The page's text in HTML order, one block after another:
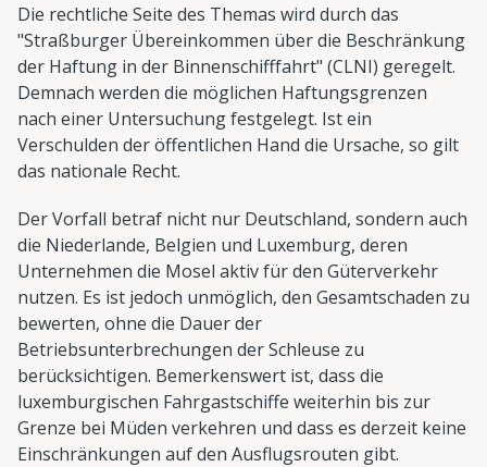
Die rechtliche Seite des Themas wird durch das
"Straßburger Übereinkommen über die Beschränkung
der Haftung in der Binnenschifffahrt" (CLNI) geregelt.
Demnach werden die möglichen Haftungsgrenzen
nach einer Untersuchung festgelegt. Ist ein
Verschulden der öffentlichen Hand die Ursache, so gilt
das nationale Recht.
Der Vorfall betraf nicht nur Deutschland, sondern auch
die Niederlande, Belgien und Luxemburg, deren
Unternehmen die Mosel aktiv für den Güterverkehr
nutzen. Es ist jedoch unmöglich, den Gesamtschaden zu
bewerten, ohne die Dauer der
Betriebsunterbrechungen der Schleuse zu
berücksichtigen. Bemerkenswert ist, dass die
luxemburgischen Fahrgastschiffe weiterhin bis zur
Grenze bei Müden verkehren und dass es derzeit keine
Einschränkungen auf den Ausflugsrouten gibt.